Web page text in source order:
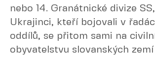
nebo 14. Granátnické divize SS,
Ukrajinci, kteří bojovali v
oddílů, se přitom sami na
obyvatelstvu slovanských